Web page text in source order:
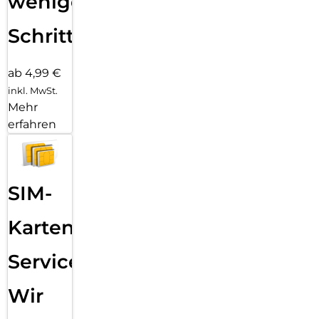
Schritten
ab 4,99 €
inkl. MwSt.
Mehr
erfahren
SIM-
Karten
Service:
Wir